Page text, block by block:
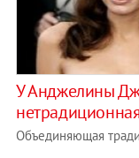
У Анджелины
Объединяющая